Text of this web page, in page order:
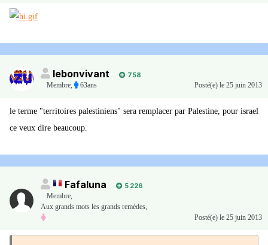
lebonvivant
758
Membre, 63ans Posté(e) le 25 juin 2013
le terme "territoires palestiniens" sera remplacer par Palestine, pour israel
ce veux dire beaucoup.
Fafaluna
5 226
Membre,
Aux grands mots les grands remèdes,
Posté(e) le 25 juin 2013